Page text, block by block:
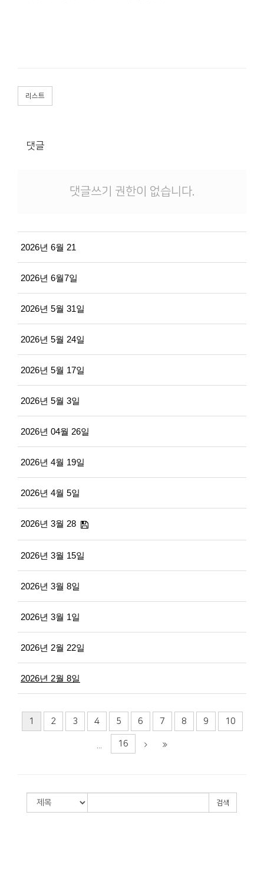
리스트
댓글
댓글쓰기 권한이 없습니다.
2026년 6월 21
2026년 6월7일
2026년 5월 31일
2026년 5월 24일
2026년 5월 17일
2026년 5월 3일
2026년 04월 26일
2026년 4월 19일
2026년 4월 5일
2026년 3월 28
2026년 3월 15일
2026년 3월 8일
2026년 3월 1일
2026년 2월 22일
2026년 2월 8일
1 2 3 4 5 6 7 8 9 10
16
검색